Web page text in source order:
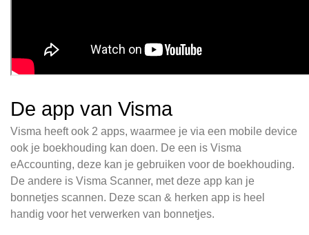
De app van Visma
Visma heeft ook 2 apps, waarmee je via een mobile device
ook je boekhouding kan doen. De een is Visma
eAccounting, deze kan je gebruiken voor de boekhouding.
De andere is Visma Scanner, met deze app kan je
bonnetjes scannen. Deze scan & herken app is heel
handig voor het verwerken van bonnetjes.